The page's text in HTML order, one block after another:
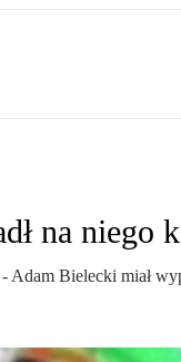
na niego
Bielecki miał